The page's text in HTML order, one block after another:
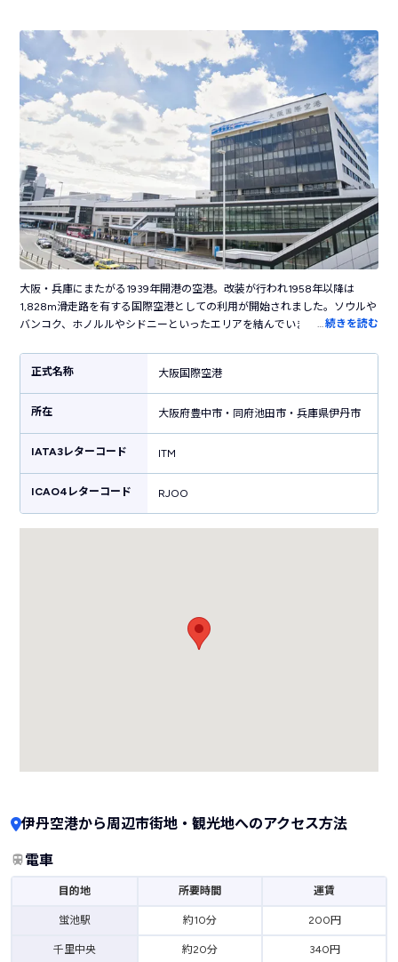
大阪・兵庫にまたがる1939年開港の空港。改装が行われ1958年以降は
1,828m滑走路を有する国際空港としての利用が開始されました。ソウルや
バンコク、ホノルルやシドニーといったエリアを結んでいましたが、1994
した現在は国内線のみが運用されています。関西の主要エリアからリムジ
ンバスで約30分で行くことができ、北海道から沖縄まで約2時間でアクセ
スすることができる利便性もあり、年間を通して多くの人々が空港を利用
しています。また、大阪府の池田市、豊中市と兵庫県の伊丹市をまたいだ
場所にある伊丹空港は、空港ターミナルビルおよび滑走路内で県の行き来
ができるのも特徴です。
続きを読む
正式名称 大阪国際空港
所在 大阪府豊中市・同府池田市・兵庫県伊丹市
IATA3レターコード ITM
ICAO4レターコード RJOO
伊丹空港から周辺市街地・観光地へのアクセス方法
電車
目的地 所要時間 運賃
蛍池駅 約10分 200円
千里中央 約20分 340円